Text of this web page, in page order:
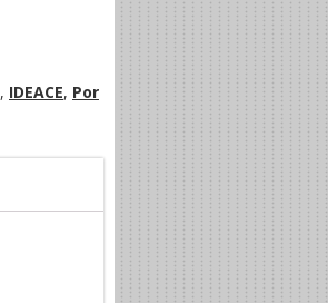
, IDEACE, Por